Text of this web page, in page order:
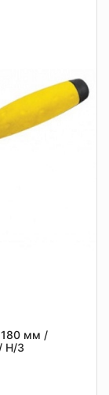
180 мм /
Н/З